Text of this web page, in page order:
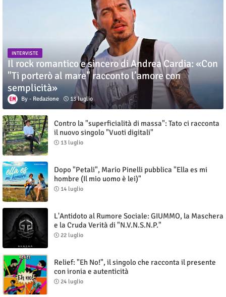
INTERVISTE
Il rock romantico e sincero di Andrea Cardia: «Con
"Ti porterò al mare" racconto l’amore con
semplicità»
Redazione 13 luglio
Contro la "superficialità di massa": Tato ci racconta
il nuovo singolo "Vuoti digitali"
13 luglio
Dopo "Petali", Mario Pinelli pubblica "Ella es mi
hombre (Il mio uomo è lei)"
14 luglio
L'Antidoto al Rumore Sociale: GIUMMO, la Maschera
e la Cruda Verità di "N.V.N.S.N.P."
22 luglio
Relief: "Eh No!", il singolo che racconta il presente
con ironia e autenticità
24 luglio